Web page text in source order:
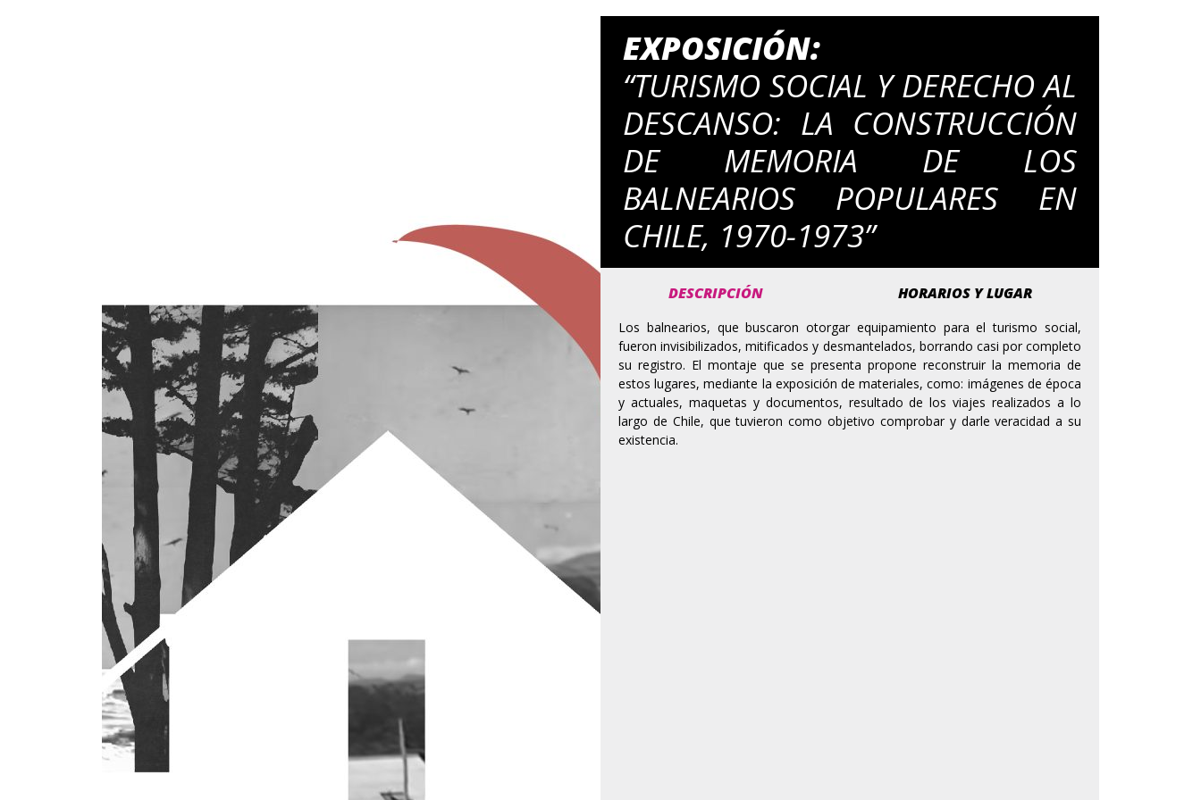
EXPOSICIÓN:
“TURISMO SOCIAL Y DERECHO AL
DESCANSO: LA CONSTRUCCIÓN
DE MEMORIA DE LOS
BALNEARIOS POPULARES EN
CHILE, 1970-1973”
DESCRIPCIÓN HORARIOS Y LUGAR
Los balnearios, que buscaron otorgar equipamiento para el turismo social,
fueron invisibilizados, mitificados y desmantelados, borrando casi por completo
su registro. El montaje que se presenta propone reconstruir la memoria de
estos lugares, mediante la exposición de materiales, como: imágenes de época
y actuales, maquetas y documentos, resultado de los viajes realizados a lo
largo de Chile, que tuvieron como objetivo comprobar y darle veracidad a su
existencia.